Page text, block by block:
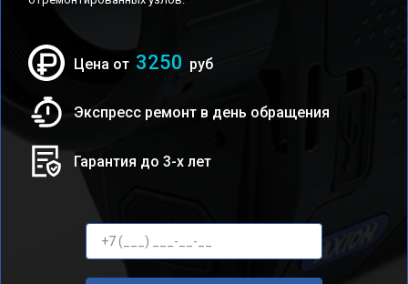
Цена от 3250 руб
Экспресс ремонт в день обращения
Гарантия до 3-х лет